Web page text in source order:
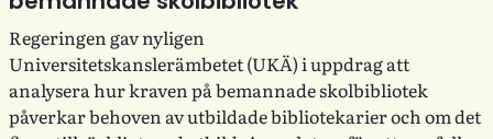
Regeringen gav nyligen
Universitetskanslerämbetet (UKÄ) i uppdrag att
analysera hur kraven på bemannade skolbibliotek
påverkar behoven av utbildade bibliotekarier och om det